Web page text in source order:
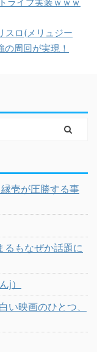
スロ(メリュジー
周回が実現！
壱が圧勝する事
るもなぜか話題に
j）
い映画のひとつ、